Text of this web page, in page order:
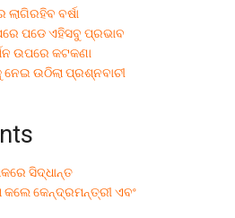
ଲାଗିରହିବ ବର୍ଷା
ପଡେ ଏହିସବୁ ପ୍ରଭାବ
ଉପରେ କଟକଣା
ଉଠିଲା ପ୍ରଶ୍ନବାଚୀ
ସିଦ୍ଧାନ୍ତ
କଲେ କେନ୍ଦ୍ରମନ୍ତ୍ରୀ ଏବଂ